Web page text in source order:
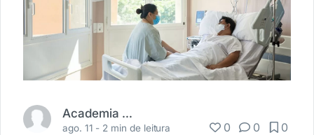
Academia Médica
ago. 11 - 2 min de leitura 0 0 0